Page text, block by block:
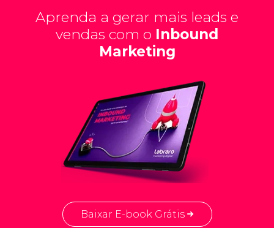
Aprenda a gerar mais leads e
vendas com o Inbound
Marketing
Baixar E-book Grátis